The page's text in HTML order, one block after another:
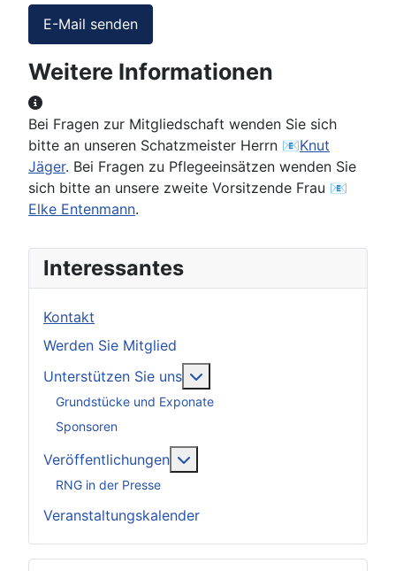
E-Mail senden
Weitere Informationen
Weitere Informationen
Bei Fragen zur Mitgliedschaft wenden Sie sich
bitte an unseren Schatzmeister Herrn 📧Knut
Jäger. Bei Fragen zu Pflegeeinsätzen wenden Sie
sich bitte an unsere zweite Vorsitzende Frau 📧
Elke Entenmann.
Interessantes
Kontakt
Werden Sie Mitglied
Unterstützen Sie uns
Grundstücke und Exponate
Sponsoren
Veröffentlichungen
RNG in der Presse
Veranstaltungskalender